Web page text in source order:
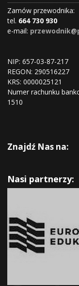
Zamów przewodnika:
tel. 664 730 930
e-mail:
NIP: 657-03-87-217
REGON: 290516227
KRS: 0000025121
Numer rachunku
1510
Znajdź Nas na:
Nasi partnerzy: